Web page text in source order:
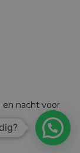
en nacht voor